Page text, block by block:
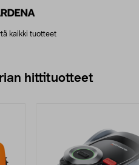
kaikki tuotteet
hittituotteet